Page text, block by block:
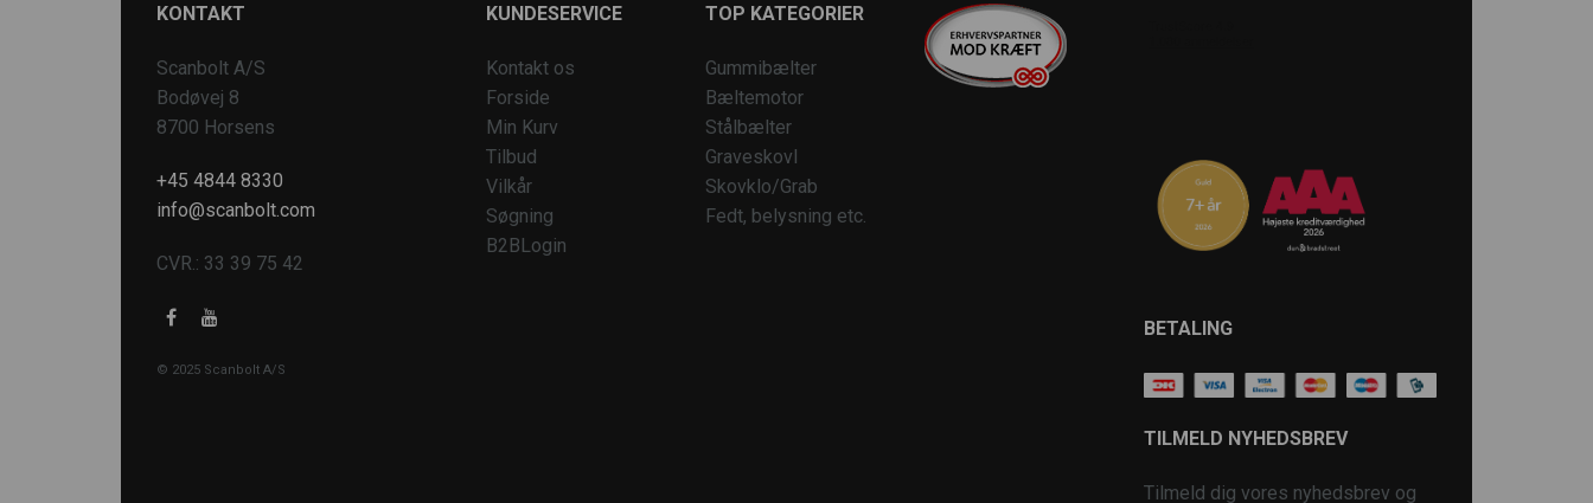
KONTAKT
Scanbolt A/S
Bodøvej 8
8700 Horsens
+45 4844 8330
info@scanbolt.com
CVR.: 33 39 75 42
© 2025 Scanbolt A/S
KUNDESERVICE
Kontakt os
Forside
Min Kurv
Tilbud
Vilkår
Søgning
B2BLogin
TOP KATEGORIER
Gummibælter
Bæltemotor
Stålbælter
Graveskovl
Skovklo/Grab
Fedt, belysning etc.
BETALING
TILMELD NYHEDSBREV
Tilmeld dig vores nyhedsbrev og